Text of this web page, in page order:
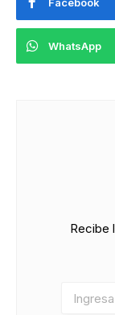
WhatsApp
Recibe